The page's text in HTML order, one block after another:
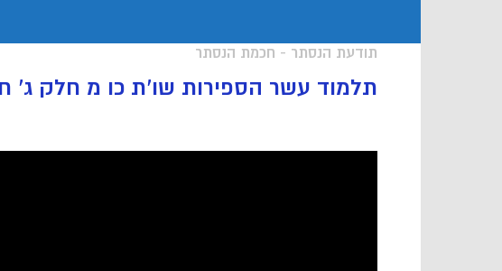
תודעת הנסתר - חכמת הנסתר
תלמוד עשר הספירות שו’ת כו מ חלק